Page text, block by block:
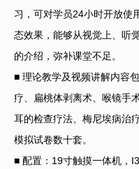
习，可对学员24小时开放使
态效果，能够从视觉上、听
的介绍，弥补课堂不足。
■ 理论教学及视频讲解内容
疗、扁桃体剥离术、喉镜手
耳的检查疗法、梅尼埃病治
模拟试卷数十套。
■ 配置：19寸触摸一体机，